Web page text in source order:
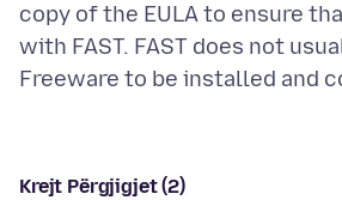
copy of the EULA to ensure
with FAST. FAST does not
Krejt Përgjigjet (2)